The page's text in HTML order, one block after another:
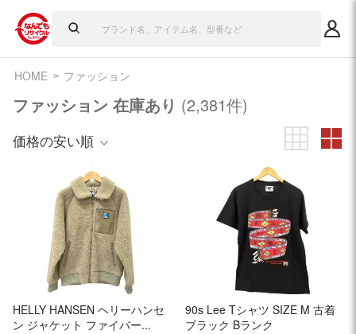
HOME ファッション
ファッション 在庫あり (2,381件)
価格の安い順
HELLY HANSEN ヘリーハンセ
ン ジャケット ファイバー...
90s Lee Tシャツ SIZE M 古着
ブラック Bランク